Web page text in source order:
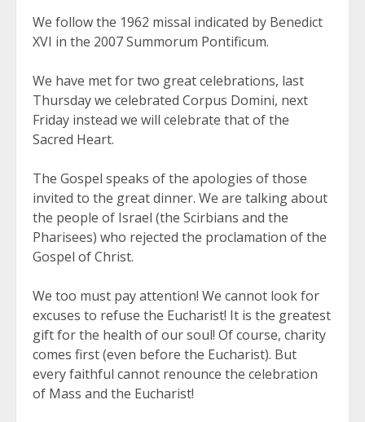
We follow the 1962 missal indicated by Benedict
XVI in the 2007 Summorum Pontificum.
We have met for two great celebrations, last
Thursday we celebrated Corpus Domini, next
Friday instead we will celebrate that of the
Sacred Heart.
The Gospel speaks of the apologies of those
invited to the great dinner. We are talking about
the people of Israel (the Scirbians and the
Pharisees) who rejected the proclamation of the
Gospel of Christ.
We too must pay attention! We cannot look for
excuses to refuse the Eucharist! It is the greatest
gift for the health of our soul! Of course, charity
comes first (even before the Eucharist). But
every faithful cannot renounce the celebration
of Mass and the Eucharist!